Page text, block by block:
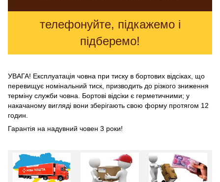
телефонуйте, підкажемо і
підберемо!
УВАГА! Експлуатація човна при тиску в бортових відсіках, що
перевищує номінальний тиск, призводить до різкого зниження
терміну служби човна. Бортові відсіки є герметичними; у
накачаному вигляді вони зберігають свою форму протягом 12
годин.
Гарантія на надувний човен 3 роки!